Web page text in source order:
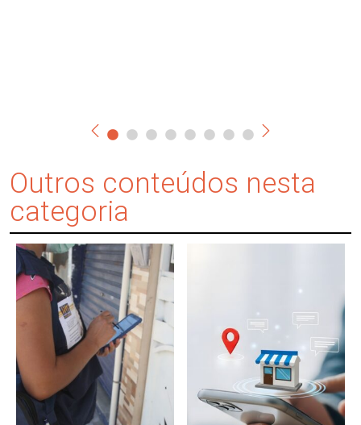
Outros conteúdos nesta
categoria